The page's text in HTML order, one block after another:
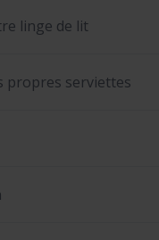
linge de lit
propres serviettes